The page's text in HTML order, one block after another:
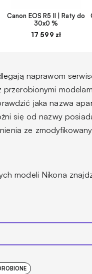
Canon EOS R5 II | Raty do
30x0 %
17 599 zł
naprawom
jaka nazwa
się od nazwy
ze
modeli Nikona